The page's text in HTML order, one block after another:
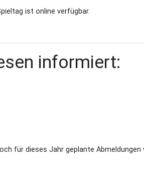
ist online verfügbar.
informiert:
für dieses Jahr geplante Abmeldungen